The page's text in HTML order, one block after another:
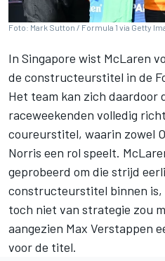
Foto: Mark Sutton / Formula 1 via Getty
In Singapore wist McLaren
de constructeurstitel in de
Het team kan zich daardoor
raceweekenden volledig
coureurstitel, waarin zowel
Norris een rol speelt.
geprobeerd om die strijd
constructeurstitel binnen
toch niet van strategie zou
aangezien Max Verstappen
voor de titel.